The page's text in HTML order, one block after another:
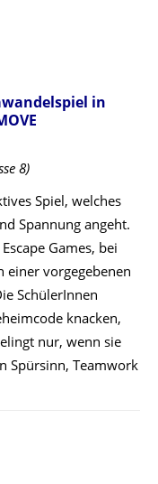
in
8)
Spiel, welches
Spannung angeht.
Games, bei
einer vorgegebenen
SchülerInnen
knacken,
nur, wenn sie
Spürsinn, Teamwork